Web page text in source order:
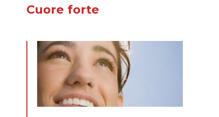
Cuore forte